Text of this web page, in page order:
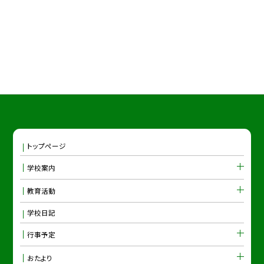
トップページ
学校案内
教育活動
学校日記
行事予定
おたより